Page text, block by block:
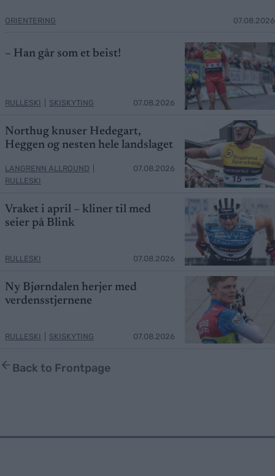
ORIENTERING 07.08.2026
– Han går som et beist!
RULLESKI SKISKYTING 07.08.2026
Northug knuser Hedegart,
Heggen og nesten hele landslaget
LANGRENN ALLROUND
RULLESKI
07.08.2026
Vraket i april – kliner til med
seier på Blink
RULLESKI 07.08.2026
Ny Bjørndalen herjer med
verdensstjernene
RULLESKI SKISKYTING 07.08.2026
Back to Frontpage